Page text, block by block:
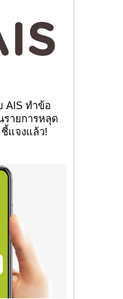
AIS ทำข้อ
รายการหลุด
แจงแล้ว!